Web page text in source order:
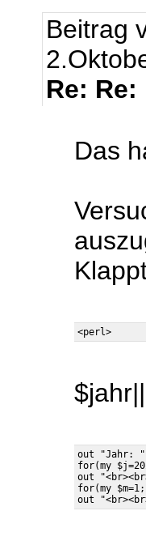
Beitrag
Re:
Das
out "Jahr:
for(my
out
for(my